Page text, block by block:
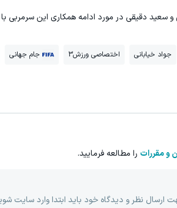
دقیقی در مورد ادامه همکاری این سرمربی با
جواد خیابانی اختصاصی ورزش3 جام جهانی
و مقررات را مطالعه فرمایید.
ارسال نظر و دیدگاه خود باید ابتدا وارد سایت